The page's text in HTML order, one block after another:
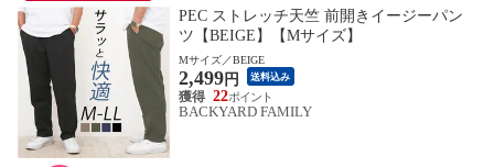
PEC ストレッチ天竺 前開きイージーパン
ツ【BEIGE】【Mサイズ】
Mサイズ／BEIGE
2,499円 送料込み
22
BACKYARD FAMILY